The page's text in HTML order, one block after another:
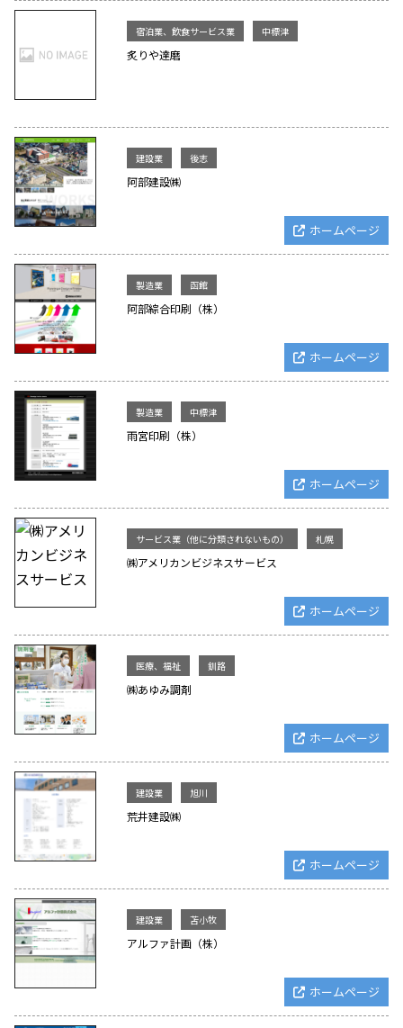
宿泊業、飲食サービス業 中標津
炙りや達磨
建設業 後志
阿部建設㈱
ホームページ
製造業 函館
阿部綜合印刷（株）
ホームページ
製造業 中標津
雨宮印刷（株）
ホームページ
サービス業（他に分類されないもの） 札幌
㈱アメリカンビジネスサービス
ホームページ
医療、福祉 釧路
㈱あゆみ調剤
ホームページ
建設業 旭川
荒井建設㈱
ホームページ
建設業 苫小牧
アルファ計画（株）
ホームページ